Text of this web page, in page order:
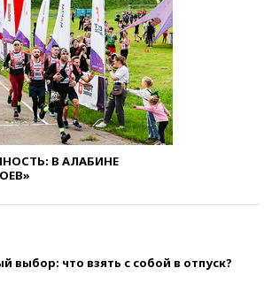
В АЛАБИНЕ
выбор: что взять с собой в отпуск?